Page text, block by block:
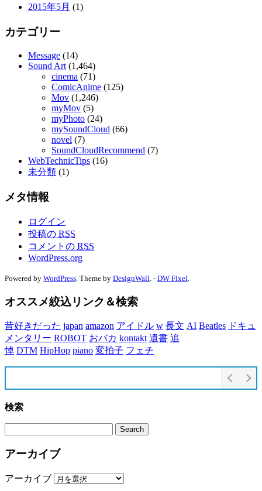
2015年5月 (1)
カテゴリー
Message (14)
Sound Art (1,464)
cinema (71)
ComicAnime (125)
Mov (1,246)
myMov (5)
myPhoto (24)
mySoundCloud (66)
novel (7)
SoundCloudRecommend (7)
WebTechnicTips (16)
未分類 (1)
メタ情報
ログイン
投稿の RSS
コメントの RSS
WordPress.org
Powered by WordPress . Theme by DesignWall . - DW Fixel
オススメ絞込リンク＆検索
昔好きだった japan amazon アイドル w 長文 AI Beatles ドキュ
メンタリー ROBOT おバカ kontakt 遺書 追
悼 DTM HipHop piano 変拍子 フェチ
検索
アーカイブ
アーカイブ